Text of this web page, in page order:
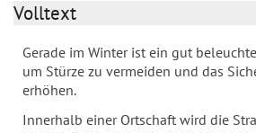
Volltext
Gerade im Winter ist ein gut
um Stürze zu vermeiden und das
erhöhen.
Innerhalb einer Ortschaft wird die